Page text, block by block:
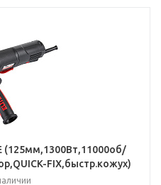
(125мм,1300Вт,11000об/
FIX,быстр.кожух)